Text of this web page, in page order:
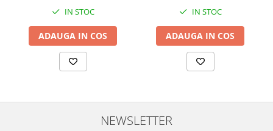
IN STOC
ADAUGA IN COS
IN STOC
ADAUGA IN COS
NEWSLETTER